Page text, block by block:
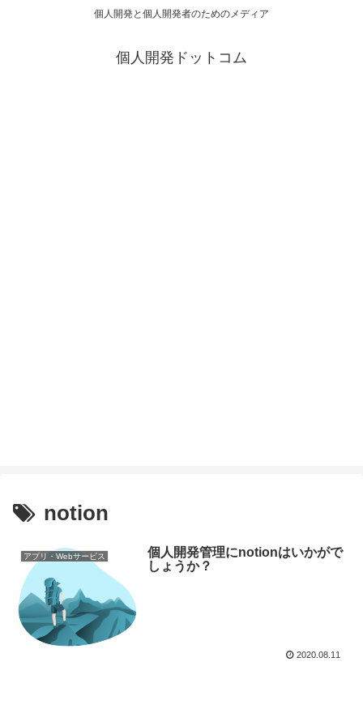
個人開発と個人開発者のためのメディア
個人開発ドットコム
notion
アプリ・Webサービス
個人開発管理にnotionはいかがで
しょうか？
2020.08.11